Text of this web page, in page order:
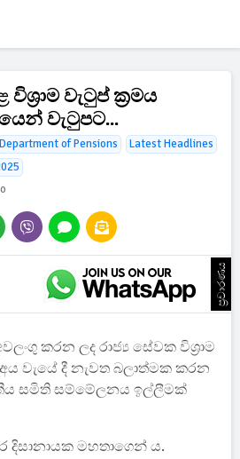
විශ්‍රාම වැටුප් ක්‍රමය
වැටුපට...
Department of Pensions
Latest Headlines
ප්‍රචාරණය
කරන ලද රාජ්‍ය සේවක විශ්‍රාම
වැයේ දී නැවත බලාත්මක කරන
සමිති සම්මේලනය ඉල්ලීමක්
දිසානායක මහතාගෙන් ය.